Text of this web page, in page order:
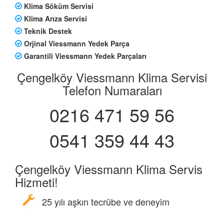
Klima Söküm Servisi
Klima Arıza Servisi
Teknik Destek
Orjinal Viessmann Yedek Parça
Garantili Viessmann Yedek Parçaları
Çengelköy Viessmann Klima Servisi
Telefon Numaraları
0216 471 59 56
0541 359 44 43
Çengelköy Viessmann Klima Servis
Hizmeti!
25 yılı aşkın tecrübe ve deneyim